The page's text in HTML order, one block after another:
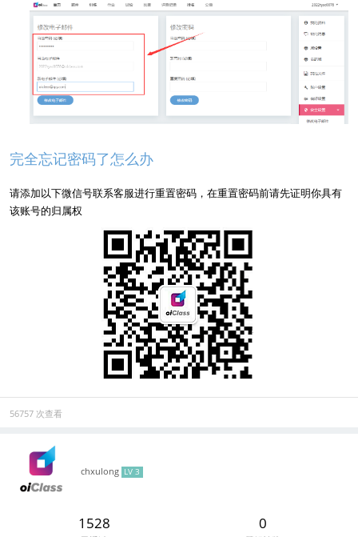
完全忘记密码了怎么办
请添加以下微信号联系客服进行重置密码，在重置密码前请先证明你具有
该账号的归属权
56757 次查看
chxulong LV 3
1528 0